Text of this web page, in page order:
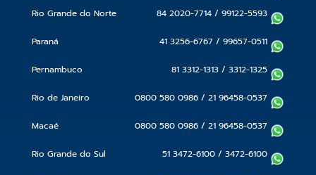
Rio Grande do Norte 84 2020-7714 /99122-5593
Paraná 41 3256-6767 /99657-0511
Pernambuco 81 3312-1313 /3312-1325
Rio de Janeiro 0800 580 0986 /21 96458-0537
Macaé 0800 580 0986 /21 96458-0537
Rio Grande do Sul 51 3472-6100 /3472-6100